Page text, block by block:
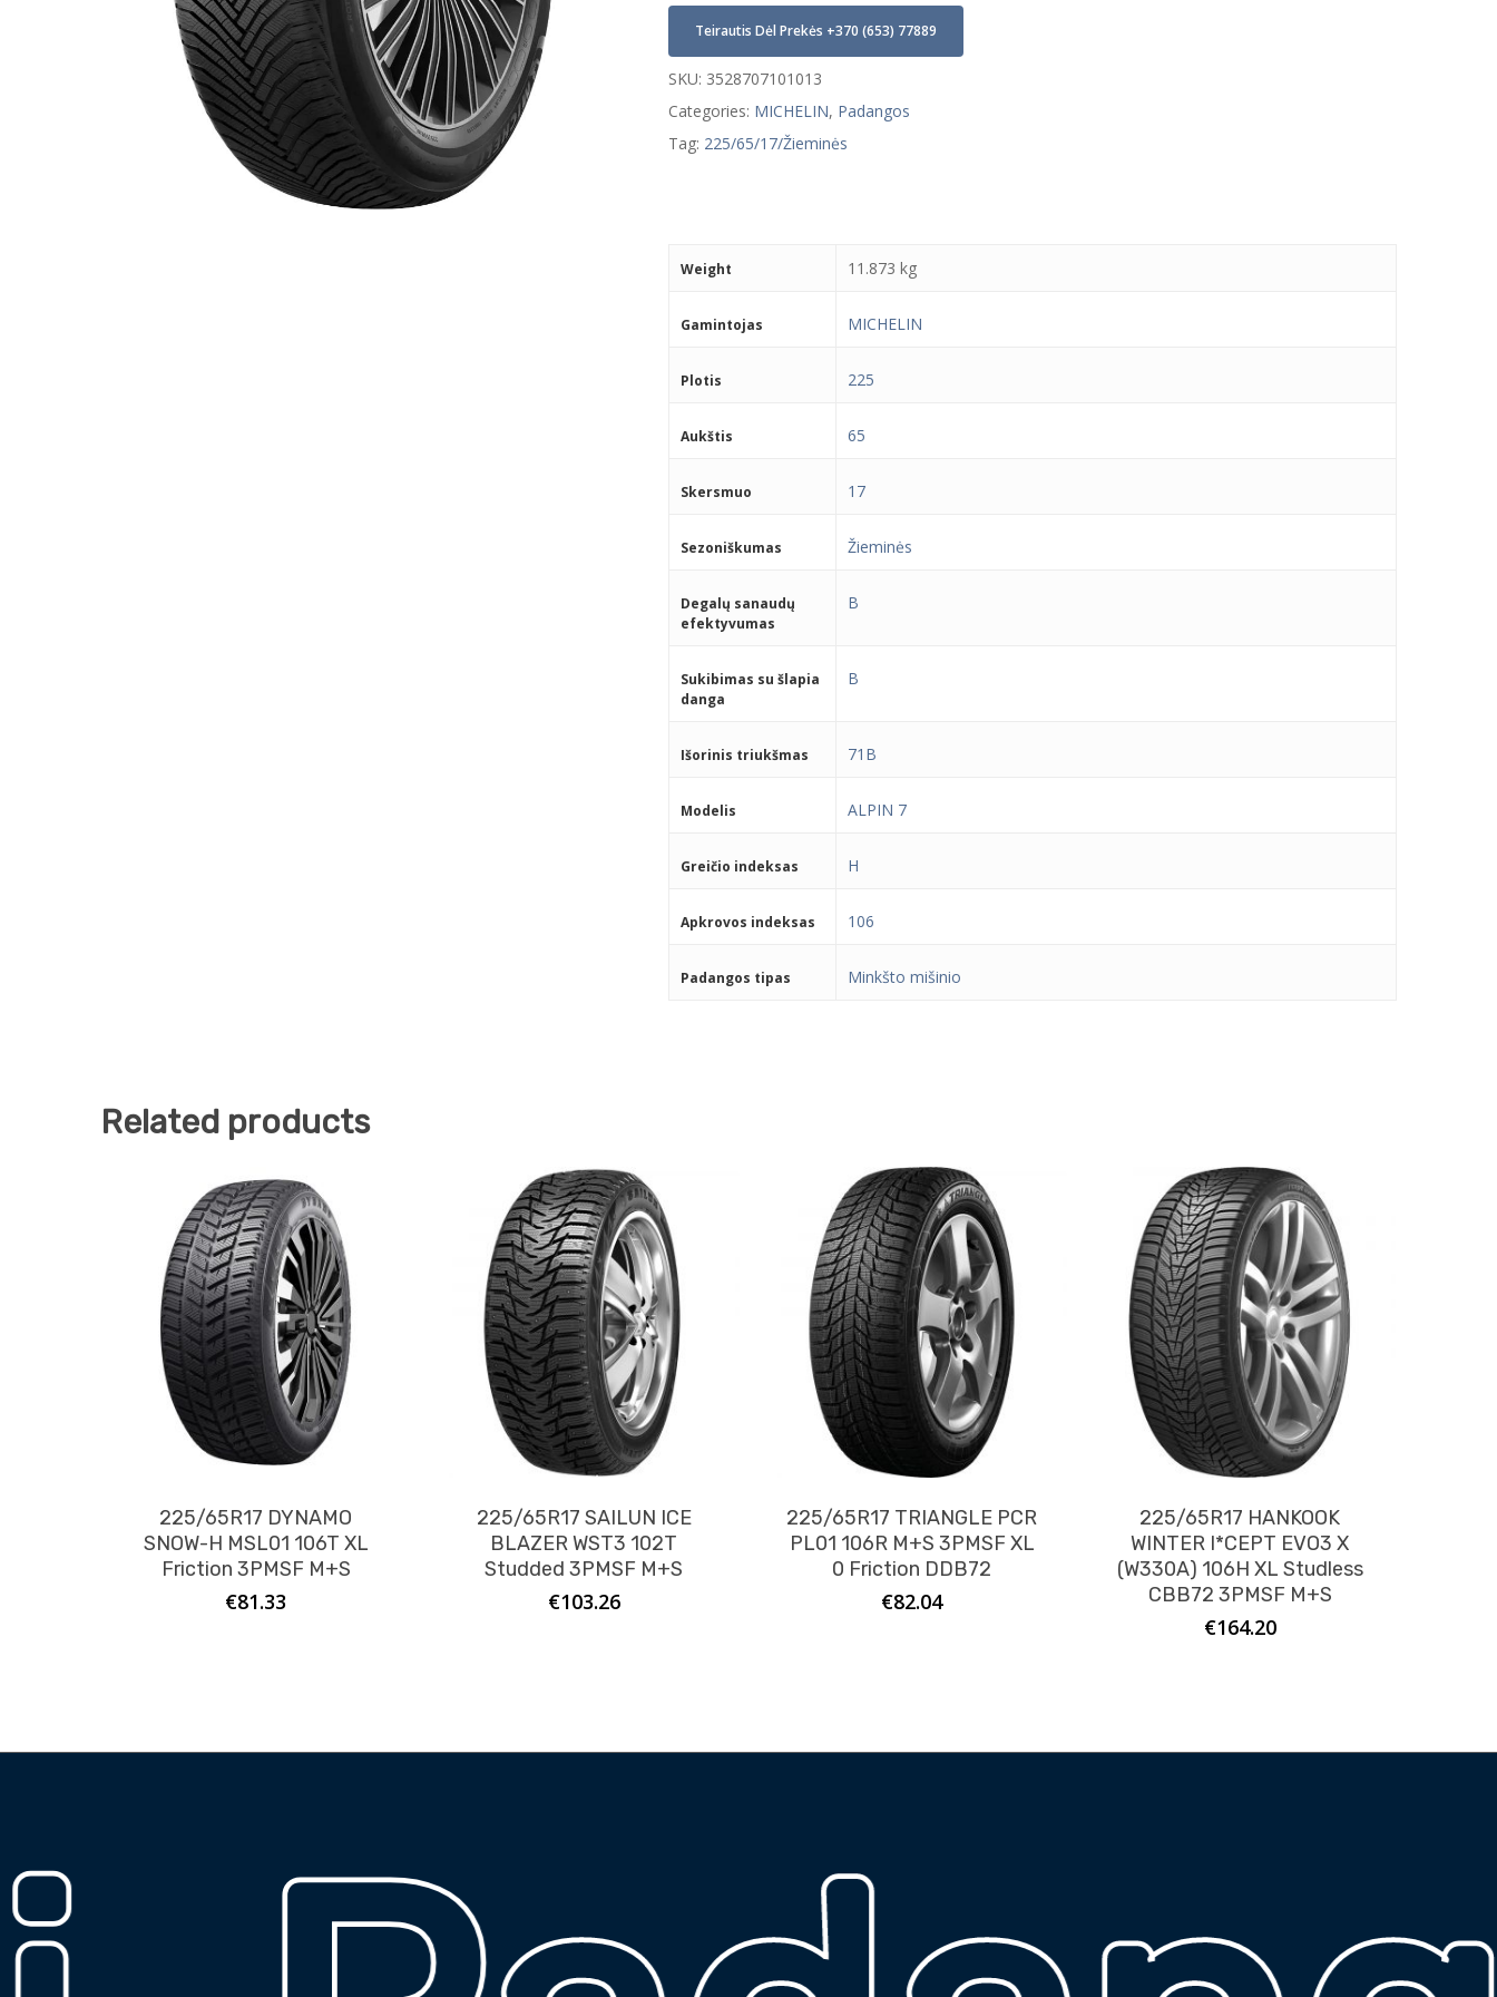
Teirautis Dėl Prekės +370 (653) 77889
SKU: 3528707101013
Categories: MICHELIN, Padangos
Tag: 225/65/17/Žieminės
Weight 11.873 kg
Gamintojas MICHELIN
Plotis 225
Aukštis 65
Skersmuo 17
Sezoniškumas Žieminės
Degalų sanaudų
efektyvumas
B
Sukibimas su šlapia
danga
B
Išorinis triukšmas 71B
Modelis ALPIN 7
Greičio indeksas H
Apkrovos indeksas 106
Padangos tipas Minkšto mišinio
Related products
225/65R17 DYNAMO
SNOW-H MSL01 106T XL
Friction 3PMSF M+S
€81.33
225/65R17 SAILUN ICE
BLAZER WST3 102T
Studded 3PMSF M+S
€103.26
225/65R17 TRIANGLE PCR
PL01 106R M+S 3PMSF XL
0 Friction DDB72
€82.04
225/65R17 HANKOOK
WINTER I*CEPT EVO3 X
(W330A) 106H XL Studless
CBB72 3PMSF M+S
€164.20